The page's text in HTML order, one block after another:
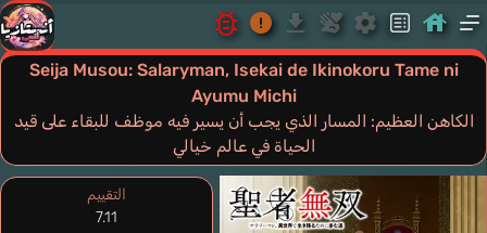
Seija Musou: Salaryman, Isekai de Ikinokoru Tame ni
Ayumu Michi
الكاهن العظيم: المسار الذي يجب أن يسير فيه موظف للبقاء على قيد
الحياة في عالم خيالي
التقييم
7.11